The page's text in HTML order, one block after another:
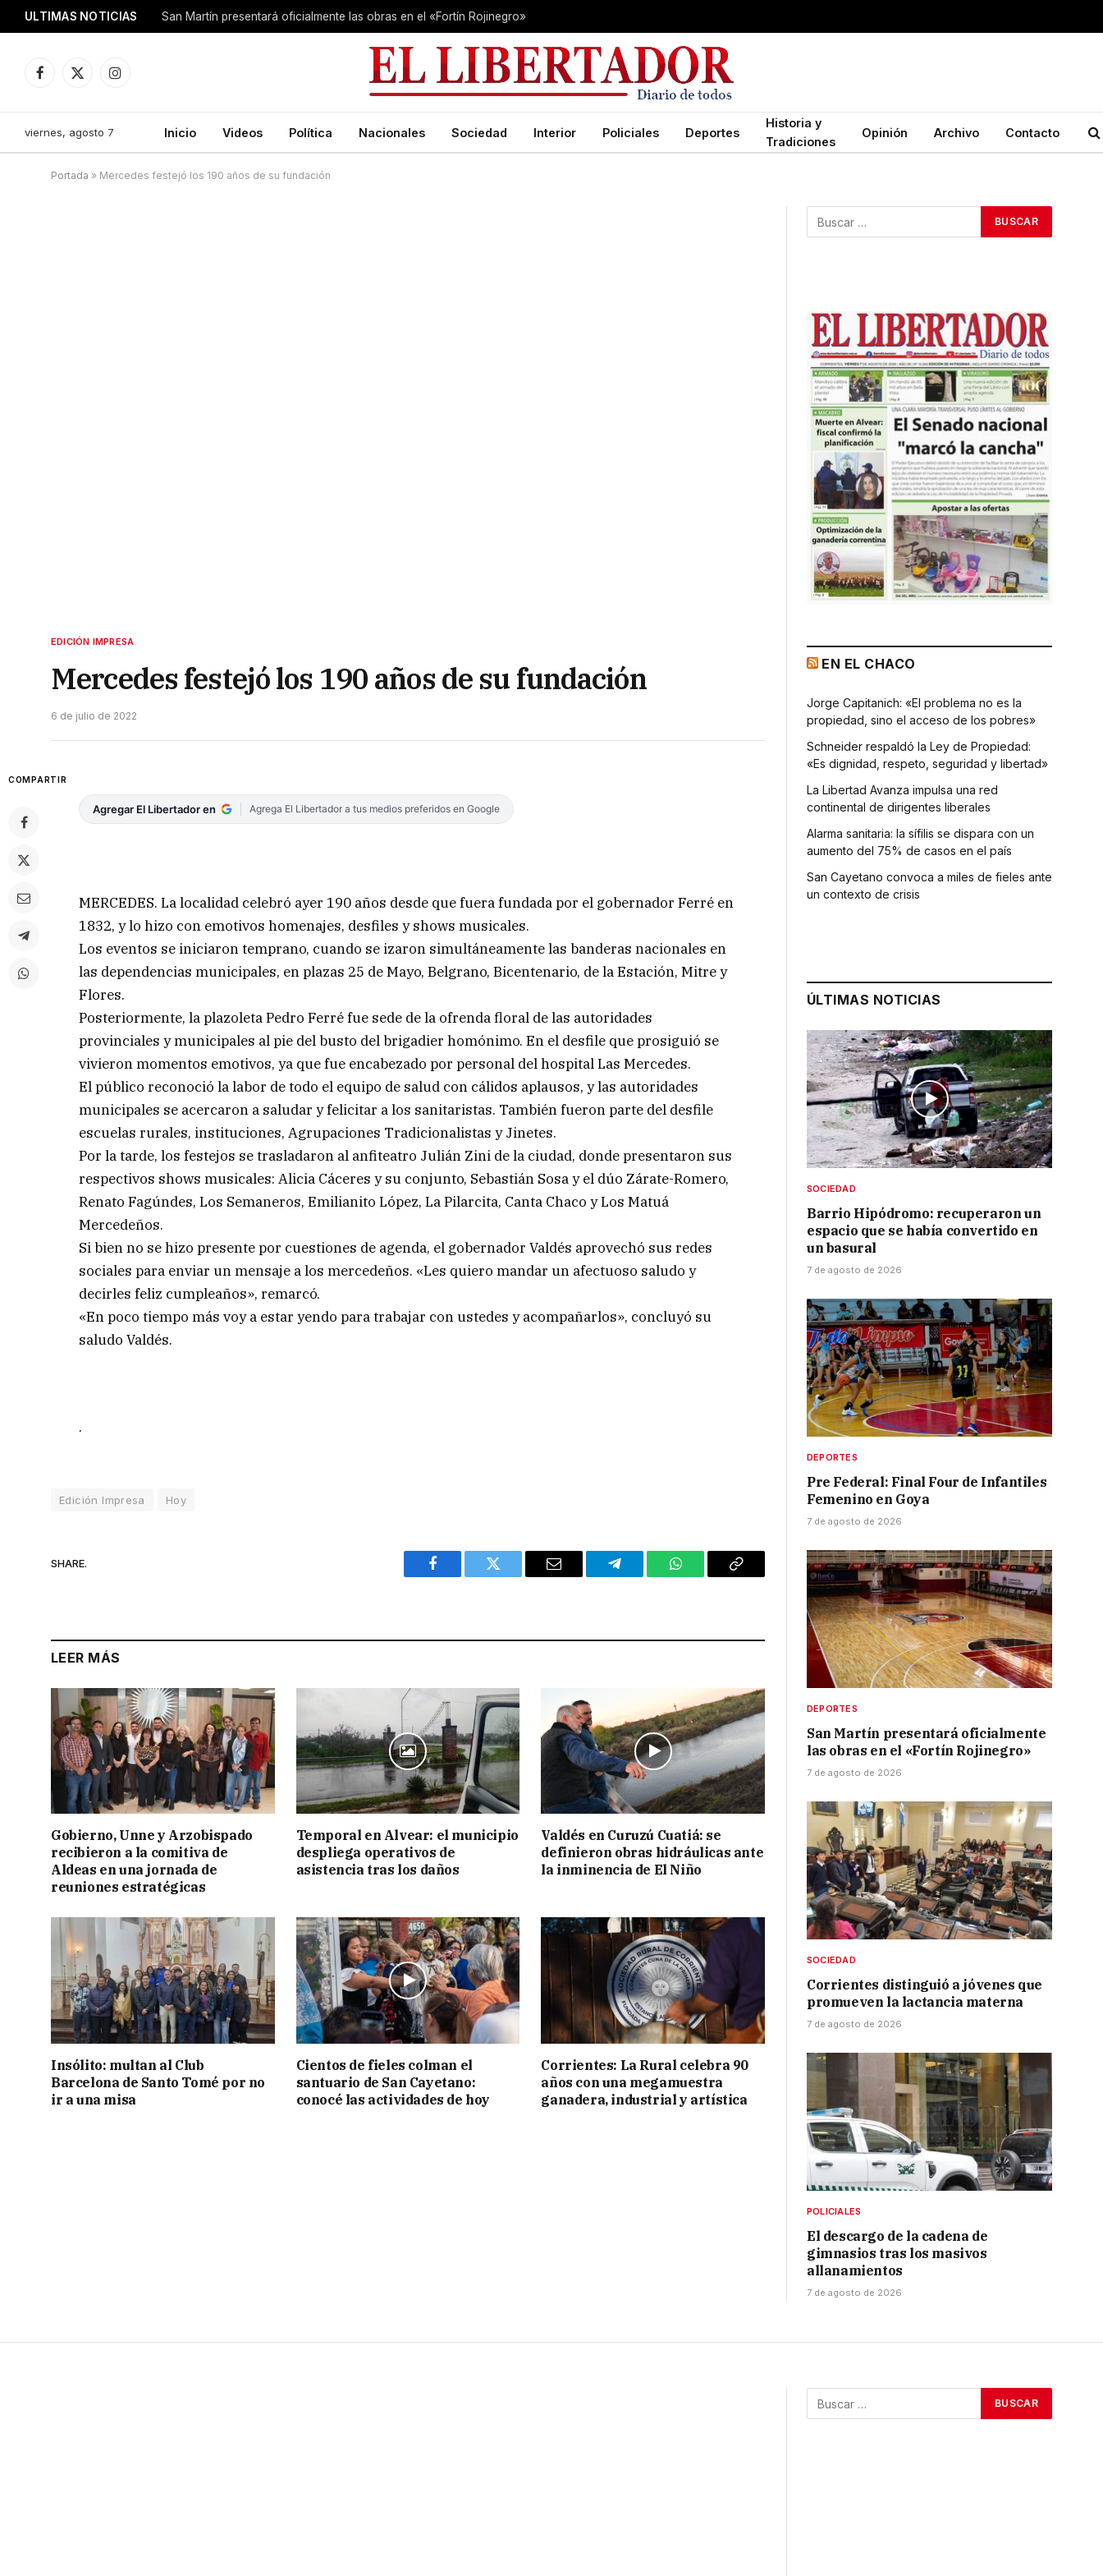
ULTIMAS NOTICIAS San Martín presentará oficialmente las obras en el «Fortín Rojinegro»
Facebook
X
Instagram
viernes, agosto 7 Inicio Videos Política Nacionales Sociedad Interior Policiales Deportes
Historia y
Tradiciones
Opinión Archivo Contacto
Portada » Mercedes festejó los 190 años de su fundación
EDICIÓN IMPRESA
Mercedes festejó los 190 años de su fundación
6 de julio de 2022
COMPARTIR
Agregar El Libertador en Agrega El Libertador a tus medios preferidos en Google
MERCEDES. La localidad celebró ayer 190 años desde que fuera fundada por el gobernador Ferré en
1832, y lo hizo con emotivos homenajes, desfiles y shows musicales.
Los eventos se iniciaron temprano, cuando se izaron simultáneamente las banderas nacionales en
las dependencias municipales, en plazas 25 de Mayo, Belgrano, Bicentenario, de la Estación, Mitre y
Flores.
Posteriormente, la plazoleta Pedro Ferré fue sede de la ofrenda floral de las autoridades
provinciales y municipales al pie del busto del brigadier homónimo. En el desfile que prosiguió se
vivieron momentos emotivos, ya que fue encabezado por personal del hospital Las Mercedes.
El público reconoció la labor de todo el equipo de salud con cálidos aplausos, y las autoridades
municipales se acercaron a saludar y felicitar a los sanitaristas. También fueron parte del desfile
escuelas rurales, instituciones, Agrupaciones Tradicionalistas y Jinetes.
Por la tarde, los festejos se trasladaron al anfiteatro Julián Zini de la ciudad, donde presentaron sus
respectivos shows musicales: Alicia Cáceres y su conjunto, Sebastián Sosa y el dúo Zárate-Romero,
Renato Fagúndes, Los Semaneros, Emilianito López, La Pilarcita, Canta Chaco y Los Matuá
Mercedeños.
Si bien no se hizo presente por cuestiones de agenda, el gobernador Valdés aprovechó sus redes
sociales para enviar un mensaje a los mercedeños. «Les quiero mandar un afectuoso saludo y
decirles feliz cumpleaños», remarcó.
«En poco tiempo más voy a estar yendo para trabajar con ustedes y acompañarlos», concluyó su
saludo Valdés.
.
Edición Impresa Hoy
SHARE.
Facebook Twitter Email Telegram WhatsAppCopy
LEER MÁS
Gobierno, Unne y Arzobispado
recibieron a la comitiva de
Aldeas en una jornada de
reuniones estratégicas
Temporal en Alvear: el municipio
despliega operativos de
asistencia tras los daños
Valdés en Curuzú Cuatiá: se
definieron obras hidráulicas ante
la inminencia de El Niño
Insólito: multan al Club
Barcelona de Santo Tomé por no
ir a una misa
Cientos de fieles colman el
santuario de San Cayetano:
conocé las actividades de hoy
Corrientes: La Rural celebra 90
años con una megamuestra
ganadera, industrial y artística
EN EL CHACO
Jorge Capitanich: «El problema no es la
propiedad, sino el acceso de los pobres»
Schneider respaldó la Ley de Propiedad:
«Es dignidad, respeto, seguridad y libertad»
La Libertad Avanza impulsa una red
continental de dirigentes liberales
Alarma sanitaria: la sífilis se dispara con un
aumento del 75% de casos en el país
San Cayetano convoca a miles de fieles ante
un contexto de crisis
ÚLTIMAS NOTICIAS
SOCIEDAD
Barrio Hipódromo: recuperaron un
espacio que se había convertido en
un basural
7 de agosto de 2026
DEPORTES
Pre Federal: Final Four de Infantiles
Femenino en Goya
7 de agosto de 2026
DEPORTES
San Martín presentará oficialmente
las obras en el «Fortín Rojinegro»
7 de agosto de 2026
SOCIEDAD
Corrientes distinguió a jóvenes que
promueven la lactancia materna
7 de agosto de 2026
POLICIALES
El descargo de la cadena de
gimnasios tras los masivos
allanamientos
7 de agosto de 2026